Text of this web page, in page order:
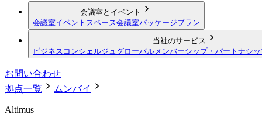
会議室とイベント
会議室イベントスペース会議室パッケージプラン
当社のサービス
ビジネスコンシェルジュ グローバルメンバーシップ・パートナシ
お問い合わせ
拠点一覧
ムンバイ
Altimus